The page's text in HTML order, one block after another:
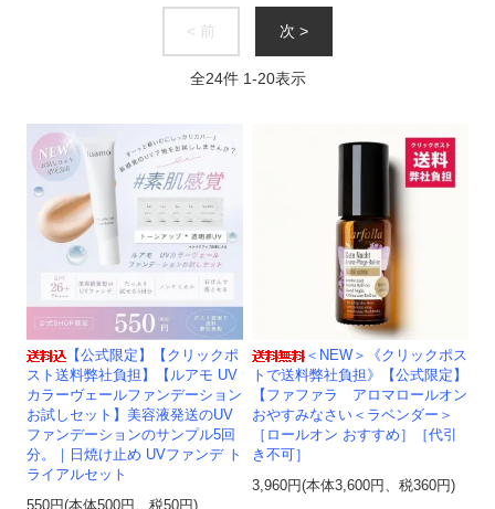
< 前 次 >
全24件 1-20表示
【公式限定】【クリックポ
スト送料弊社負担】【ルアモ UV
カラーヴェールファンデーション
お試しセット】美容液発送のUV
ファンデーションのサンプル5回
分。｜日焼け止め UVファンデ ト
ライアルセット
550円(本体500円、税50円)
＜NEW＞《クリックポス
トで送料弊社負担》【公式限定】
【ファファラ アロマロールオン
おやすみなさい＜ラベンダー＞
［ロールオン おすすめ］［代引
き不可］
3,960円(本体3,600円、税360円)